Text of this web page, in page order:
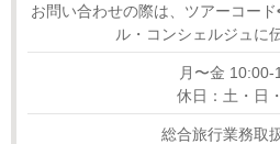
お問い合わせの際は、ツアーコード
ル・コンシェルジュに
月〜金 10:00-
休日：土・日
総合旅行業務取